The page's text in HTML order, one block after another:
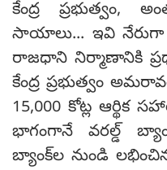
కేంద్ర ప్రభుత్వం,
సాయాలు... ఇవి
రాజధాని నిర్మాణానికి
కేంద్ర ప్రభుత్వం
15,000 కోట్ల ఆర్థిక
భాగంగానే వరల్డ్
బ్యాంక్‌ల నుండి